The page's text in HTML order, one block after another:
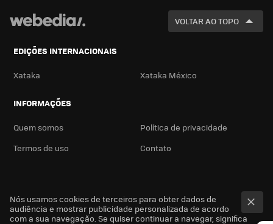
VOLTAR AO TOPO
EDIÇÕES INTERNACIONAIS
Xataka Xataka México
INFORMAÇÕES
Quem somos
Política de privacidade
Termos de uso
Contato
Nós usamos cookies de terceiros para obter dados de
audiência e mostrar publicidade personalizada de acordo
com a sua navegação. Se quiser continuar a navegar, significa